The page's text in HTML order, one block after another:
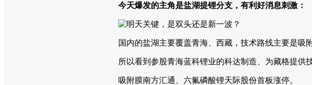
今天爆发的主角是盐湖提锂分支，有利好消息刺激：
国内的盐湖主要覆盖青海、西藏，技术路线主要是吸
所以看到参股青海蓝科锂业的科达制造、为藏格提供
吸附膜南方汇通、六氟磷酸锂天际股份首板涨停。